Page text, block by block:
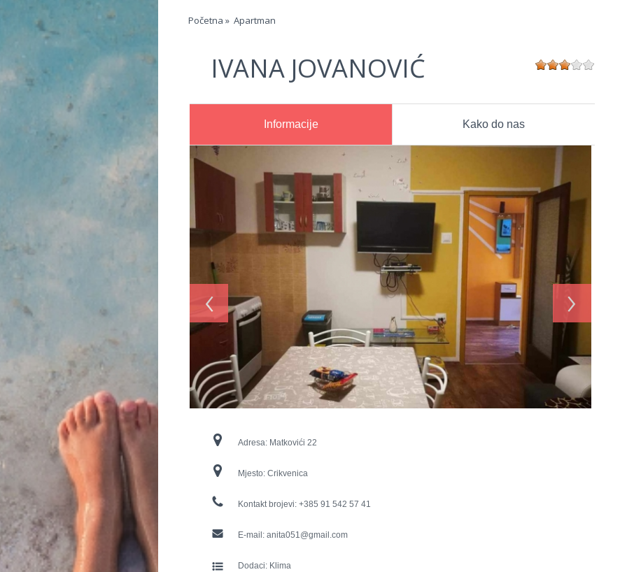
Jump to navigation
Početna » Apartman
IVANA JOVANOVIĆ
Informacije Kako do nas
‹ ›
Adresa: Matkovići 22
Mjesto: Crikvenica
Kontakt brojevi: +385 91 542 57 41
E-mail: anita051@gmail.com
Dodaci: Klima